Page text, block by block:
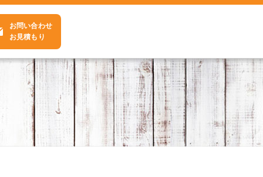
お問い合わせ
お見積もり